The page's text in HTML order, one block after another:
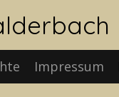
Impressum